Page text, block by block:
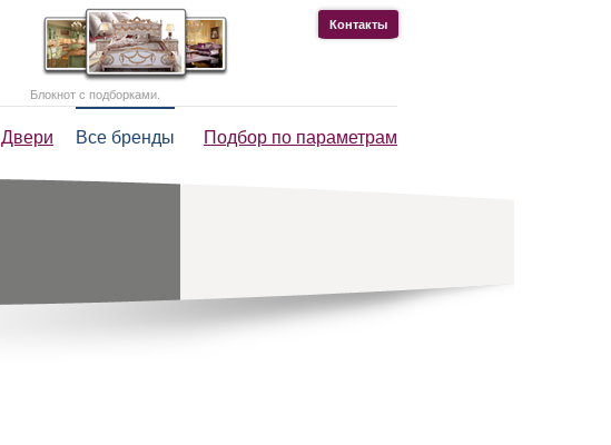
Двери Все бренды Подбор по параметрам
Контакты
Блокнот с подборками.